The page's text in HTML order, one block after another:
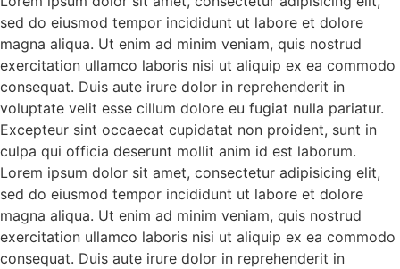
sed do eiusmod tempor incididunt ut labore et dolore
magna aliqua. Ut enim ad minim veniam, quis nostrud
exercitation ullamco laboris nisi ut aliquip ex ea commodo
consequat. Duis aute irure dolor in reprehenderit in
voluptate velit esse cillum dolore eu fugiat nulla pariatur.
Excepteur sint occaecat cupidatat non proident, sunt in
culpa qui officia deserunt mollit anim id est laborum.
Lorem ipsum dolor sit amet, consectetur adipisicing elit,
sed do eiusmod tempor incididunt ut labore et dolore
magna aliqua. Ut enim ad minim veniam, quis nostrud
exercitation ullamco laboris nisi ut aliquip ex ea commodo
consequat. Duis aute irure dolor in reprehenderit in